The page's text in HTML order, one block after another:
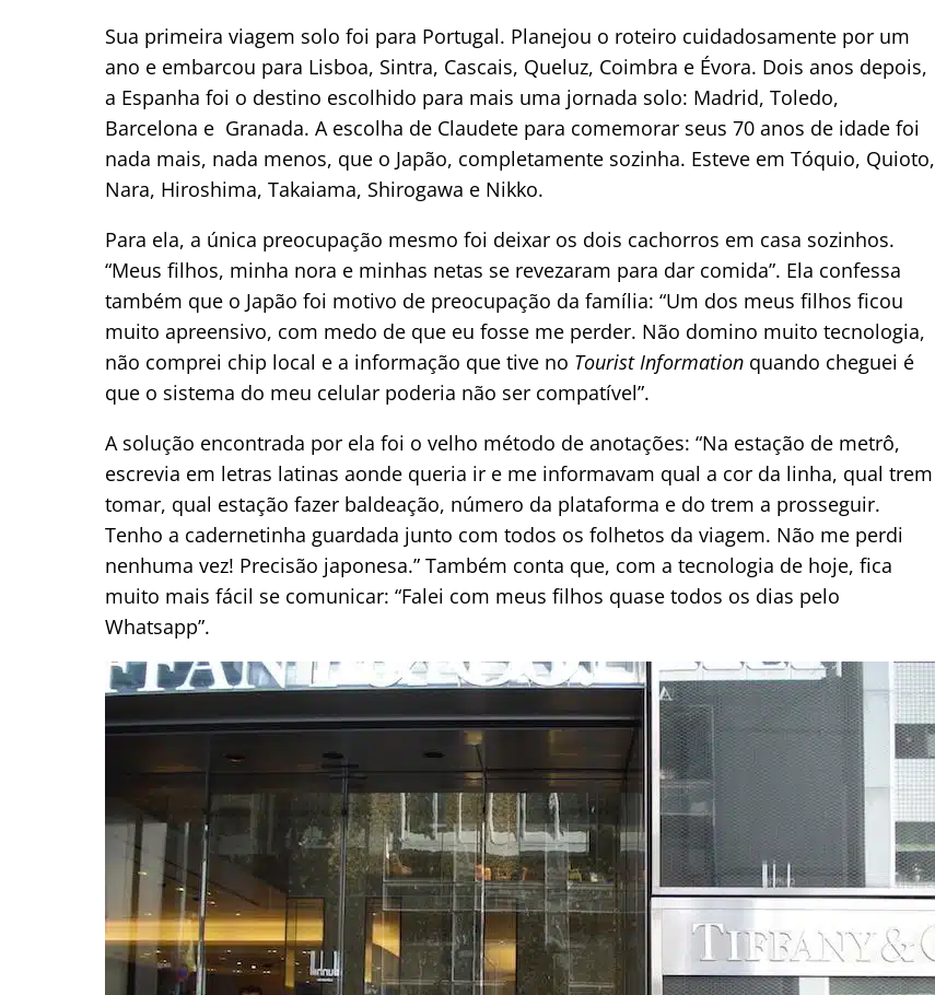
Sua primeira viagem solo foi para Portugal. Planejou o roteiro cuidadosamente por um
ano e embarcou para Lisboa, Sintra, Cascais, Queluz, Coimbra e Évora. Dois anos depois,
a Espanha foi o destino escolhido para mais uma jornada solo: Madrid, Toledo,
Barcelona e Granada. A escolha de Claudete para comemorar seus 70 anos de idade foi
nada mais, nada menos, que o Japão, completamente sozinha. Esteve em Tóquio, Quioto,
Nara, Hiroshima, Takaiama, Shirogawa e Nikko.
Para ela, a única preocupação mesmo foi deixar os dois cachorros em casa sozinhos.
“Meus filhos, minha nora e minhas netas se revezaram para dar comida”. Ela confessa
também que o Japão foi motivo de preocupação da família: “Um dos meus filhos ficou
muito apreensivo, com medo de que eu fosse me perder. Não domino muito tecnologia,
não comprei chip local e a informação que tive no Tourist Information quando cheguei é
que o sistema do meu celular poderia não ser compatível”.
A solução encontrada por ela foi o velho método de anotações: “Na estação de metrô,
escrevia em letras latinas aonde queria ir e me informavam qual a cor da linha, qual trem
tomar, qual estação fazer baldeação, número da plataforma e do trem a prosseguir.
Tenho a cadernetinha guardada junto com todos os folhetos da viagem. Não me perdi
nenhuma vez! Precisão japonesa.” Também conta que, com a tecnologia de hoje, fica
muito mais fácil se comunicar: “Falei com meus filhos quase todos os dias pelo
Whatsapp”.